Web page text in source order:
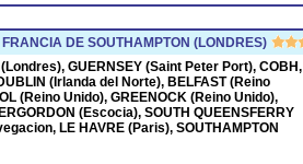
DE SOUTHAMPTON (LONDRES)
GUERNSEY (Saint Peter Port), COBH,
(Irlanda del Norte), BELFAST (Reino
(Reino Unido), GREENOCK (Reino Unido),
(Escocia), SOUTH QUEENSFERRY
LE HAVRE (Paris), SOUTHAMPTON